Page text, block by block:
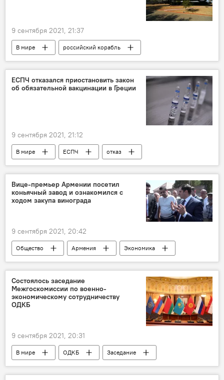
9 сентября 2021, 21:37
В мире
российский корабль
Казахстан
ЕСПЧ отказался приостановить закон
об обязательной вакцинации в Греции
9 сентября 2021, 21:12
В мире ЕСПЧ
отказ
прецедент
вакцинация
Вице-премьер Армении посетил
коньячный завод и ознакомился с
ходом закупа винограда
9 сентября 2021, 20:42
Общество Армения
Экономика
завод
виноград
Сурен Папикян
Новости Армения
Состоялось заседание
Межгоскомиссии по военно-
экономическому сотрудничеству
ОДКБ
9 сентября 2021, 20:31
В мире ОДКБ Заседание